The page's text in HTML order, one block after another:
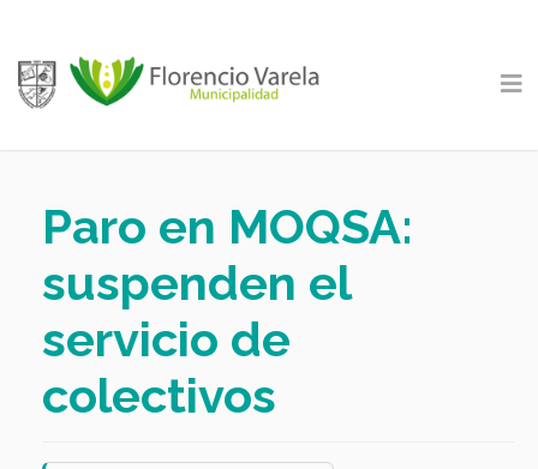
Paro en MOQSA:
suspenden el
servicio de
colectivos